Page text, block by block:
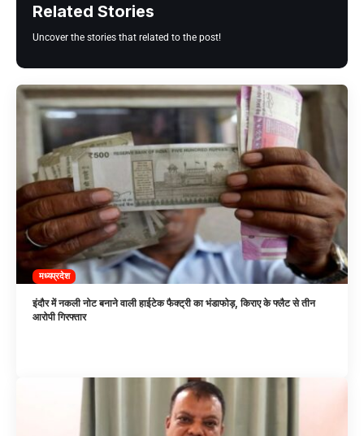
Related Stories
Uncover the stories that related to the post!
मध्यप्रदेश
इंदौर में नकली नोट बनाने वाली हाईटेक फैक्ट्री का भंडाफोड़, किराए के फ्लैट से तीन
आरोपी गिरफ्तार